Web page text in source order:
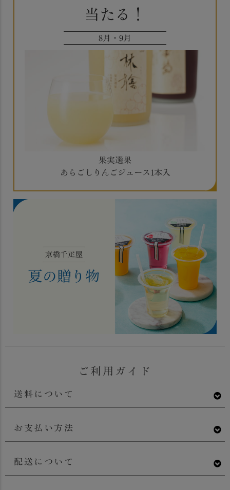
当たる！
8月・9月
果実選果
あらごしりんごジュース1本入
ご利用ガイド
送料について
お支払い方法
配送について